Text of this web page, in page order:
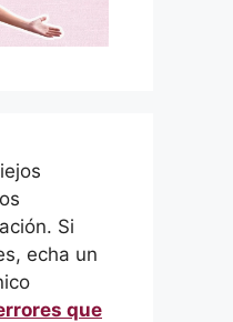
Si
echa un
que